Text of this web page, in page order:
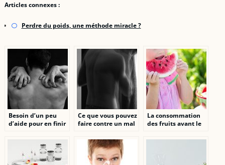
Articles connexes :
Perdre du poids, une méthode miracle ?
Besoin d’un peu
d’aide pour en finir
Ce que vous pouvez
faire contre un mal
La consommation
des fruits avant le
recommandée?